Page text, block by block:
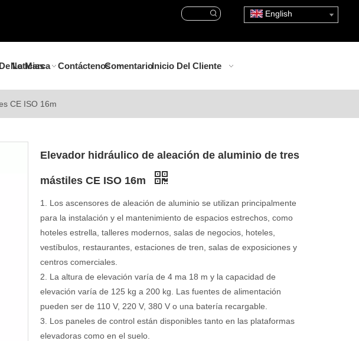
English
La Marca
Noticias ContáctenosComentarioInicio Del Cliente
CE ISO 16m
Elevador hidráulico de aleación de aluminio de tres
mástiles CE ISO 16m
1. Los ascensores de aleación de aluminio se utilizan principalmente
para la instalación y el mantenimiento de espacios estrechos, como
hoteles estrella, talleres modernos, salas de negocios, hoteles,
vestíbulos, restaurantes, estaciones de tren, salas de exposiciones y
centros comerciales.
2. La altura de elevación varía de 4 ma 18 m y la capacidad de
elevación varía de 125 kg a 200 kg. Las fuentes de alimentación
pueden ser de 110 V, 220 V, 380 V o una batería recargable.
3. Los paneles de control están disponibles tanto en las plataformas
elevadoras como en el suelo.